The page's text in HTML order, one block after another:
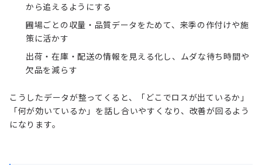
から追えるようにする
圃場ごとの収量・品質データをためて、来季の作付けや施
策に活かす
出荷・在庫・配送の情報を見える化し、ムダな待ち時間や
欠品を減らす
こうしたデータが整ってくると、「どこでロスが出ているか」
「何が効いているか」を話し合いやすくなり、改善が回るよう
になります。